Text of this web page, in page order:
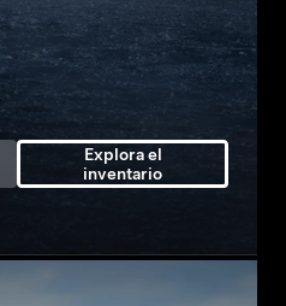
Explora el
inventario